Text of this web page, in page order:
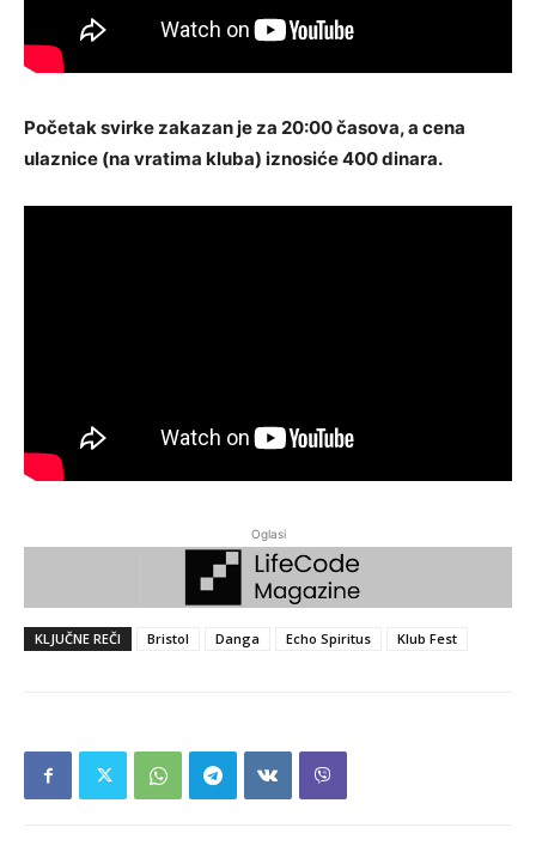
Početak svirke zakazan je za 20:00 časova, a cena
ulaznice (na vratima kluba) iznosiće 400 dinara.
Oglasi
KLJUČNE REČI Bristol Danga Echo Spiritus Klub Fest